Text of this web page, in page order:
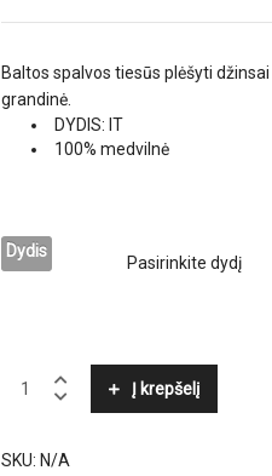
Baltos spalvos tiesūs plėšyti
grandinė.
DYDIS: IT
100% medvilnė
Dydis
ELISABETTA
FRANCHI
Į krepšelį
SKU: N/A